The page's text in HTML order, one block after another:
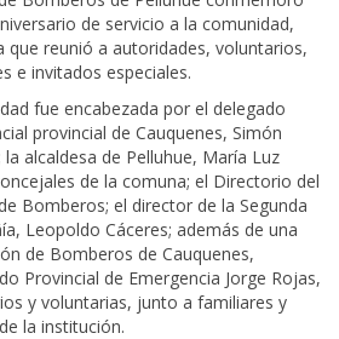
de servicio a la comunidad,
que reunió a autoridades, voluntarios,
e invitados especiales.
fue encabezada por el delegado
provincial de Cauquenes, Simón
la alcaldesa de Pelluhue, María Luz
de la comuna; el Directorio del
Bomberos; el director de la Segunda
Leopoldo Cáceres; además de una
de Bomberos de Cauquenes,
Provincial de Emergencia Jorge Rojas,
y voluntarias, junto a familiares y
la institución.